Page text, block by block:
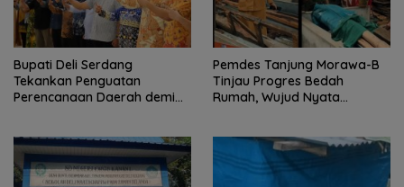
Bupati Deli Serdang
Tekankan Penguatan
Perencanaan Daerah demi
Pemdes Tanjung Morawa-B
Tinjau Progres Bedah
Rumah, Wujud Nyata